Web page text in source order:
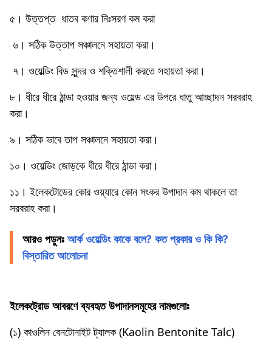
৫। উত্তপ্ত ধাতব কণার নিঃসরণ কম করা
৬। সঠিক উত্তাপ সঞ্চালনে সহায়তা করা।
৭। ওয়েল্ডিং বিড সুন্দর ও শক্তিশালী করতে সহায়তা করা।
৮। ধীরে ধীরে ঠান্ডা হওয়ার জন্য ওয়েল্ড এর উপরে ধাতু আচ্ছাদন সরবরাহ
করা।
৯। সঠিক ভাবে তাপ সঞ্চালনে সহায়তা করা।
১০। ওয়েল্ডিং জোড়কে ধীরে ধীরে ঠান্ডা করা।
১১। ইলেকটোডের কোর ওয়্যারে কোন সংকর উপাদান কম থাকলে তা
সরবরাহ করা।
আরও পড়ুনঃ আর্ক ওয়েল্ডিং কাকে বলে? কত প্রকার ও কি কি?
বিস্তারিত আলোচনা
ইলেকট্রোড আবরণে ব্যবহৃত উপাদানসমূহের নামগুলোঃ
(১) কাওলিন বেনটোনাইট ট্যালক (Kaolin Bentonite Talc)